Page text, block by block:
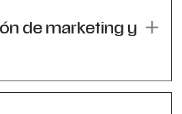
de marketing y